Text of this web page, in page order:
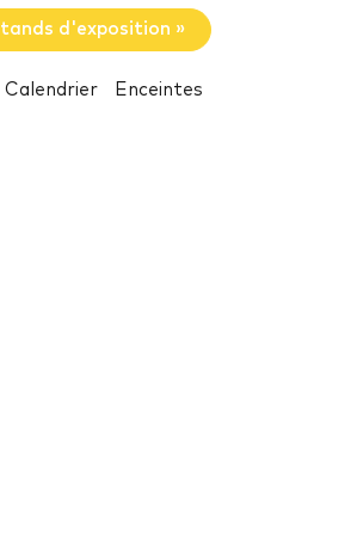
d'exposition »
Calendrier Enceintes